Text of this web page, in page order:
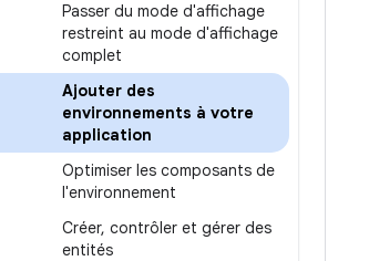
Passer du mode d'affichage
restreint au mode d'affichage
complet
Ajouter des
environnements à votre
application
Optimiser les composants de
l'environnement
Créer, contrôler et gérer des
entités